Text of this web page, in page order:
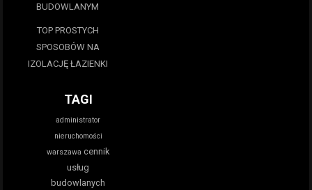
BUDOWLANYM
TOP PROSTYCH
SPOSOBÓW NA
IZOLACJĘ ŁAZIENKI
TAGI
administrator
nieruchomości
warszawa cennik
usług
budowlanych